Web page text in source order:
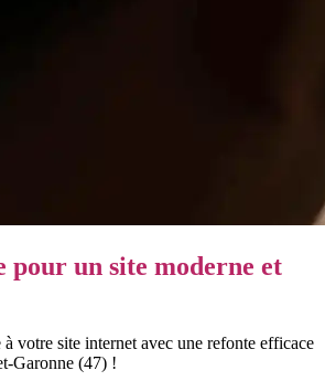
pour un site moderne et
votre site internet avec une refonte efficace
Garonne (47) !